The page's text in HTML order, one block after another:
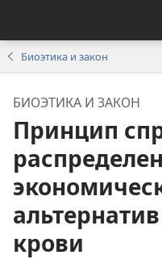
Биоэтика и закон
БИОЭТИКА И ЗАКОН
Принцип
крови